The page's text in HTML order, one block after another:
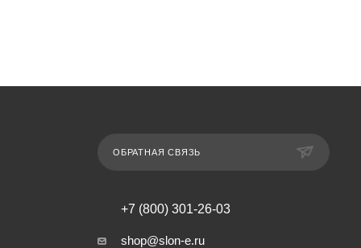
ОБРАТНАЯ СВЯЗЬ
+7 (800) 301-26-03
shop@slon-e.ru